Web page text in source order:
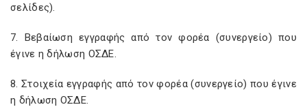
σελίδες).
7. Βεβαίωση εγγραφής από τον φορέα (συνεργείο) που
έγινε η δήλωση ΟΣΔΕ.
8. Στοιχεία εγγραφής από τον φορέα (συνεργείο) που έγινε
η δήλωση ΟΣΔΕ.